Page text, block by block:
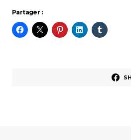
Partager :